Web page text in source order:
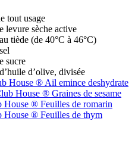
tout usage
levure sèche active
tiède (de 40°C à 46°C)
sucre
d’olive, divisée
House ® Ail emince deshydrate
House ® Graines de sesame
House ® Feuilles de romarin
House ® Feuilles de thym